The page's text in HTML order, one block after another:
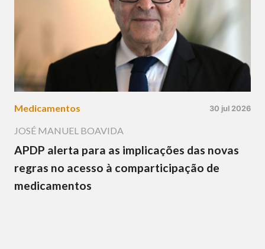
Medicamentos 30 jul 2026
JOSÉ MANUEL BOAVIDA
APDP alerta para as implicações das novas
regras no acesso à comparticipação de
medicamentos